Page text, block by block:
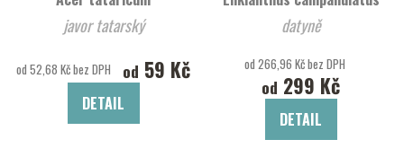
javor tatarský
od 52,68 Kč bez DPH od 59 Kč
DETAIL
datyně
od 266,96 Kč bez DPH
od 299 Kč
DETAIL